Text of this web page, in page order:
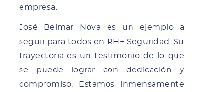
empresa.
José Belmar Nova es un ejemplo a
seguir para todos en RH+ Seguridad. Su
trayectoria es un testimonio de lo que
se puede lograr con dedicación y
compromiso. Estamos inmensamente